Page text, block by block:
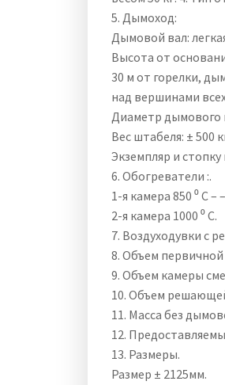
5. Дымоход:
Дымовой вал:
Высота от
30 м от горелки,
над вершинами
Диаметр дымового
Вес штабеля: ± 500
Экземпляр и
6. Обогреватели :.
1-я камера 850 ⁰ C –
2-я камера 1000 ⁰ C.
7. Воздуходувки с
8. Объем первичной
9. Объем камеры
10. Объем
11. Масса без
12.
13. Размеры.
Размер ± 2125мм.